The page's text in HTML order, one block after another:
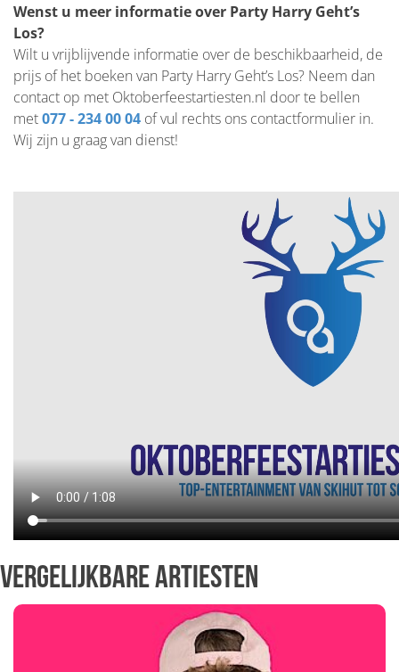
Wenst u meer informatie over Party Harry Geht’s
Los?
Wilt u vrijblijvende informatie over de beschikbaarheid, de
prijs of het boeken van Party Harry Geht’s Los? Neem dan
contact op met Oktoberfeestartiesten.nl door te bellen
met077 - 234 00 04 of vul rechts ons contactformulier in.
Wij zijn u graag van dienst!
inhuren, prijs Party Harry Geht’s Los, gage Party Harry
Geht’s Los, artiestenbureau Party Harry Geht’s Los,
artiestenburo Party Harry Geht’s Los, Party Harry Geht’s Los,
Party Harry Geht's Los boeken in 2026
Vergelijkbare artiesten